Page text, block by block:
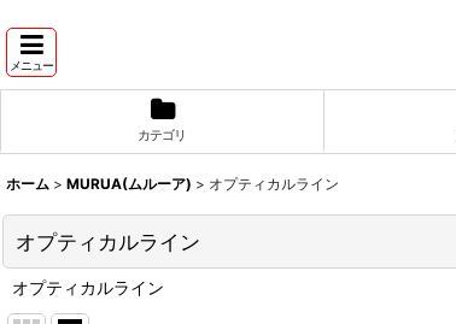
メニュー
カテゴリ
ホーム > MURUA(ムルーア) > オプティカルライン
オプティカルライン
オプティカルライン